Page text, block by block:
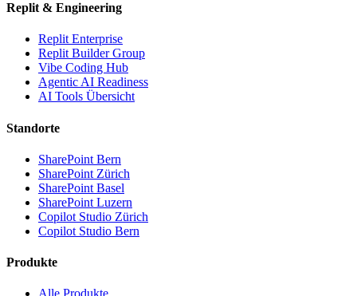
Replit & Engineering
Replit Enterprise
Replit Builder Group
Vibe Coding Hub
Agentic AI Readiness
AI Tools Übersicht
Standorte
SharePoint Bern
SharePoint Zürich
SharePoint Basel
SharePoint Luzern
Copilot Studio Zürich
Copilot Studio Bern
Produkte